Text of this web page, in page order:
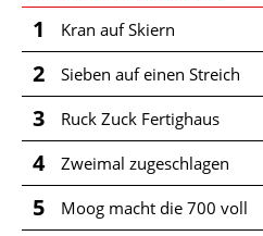
1 Kran auf Skiern
2 Sieben auf einen Streich
3 Ruck Zuck Fertighaus
4 Zweimal zugeschlagen
5 Moog macht die 700 voll